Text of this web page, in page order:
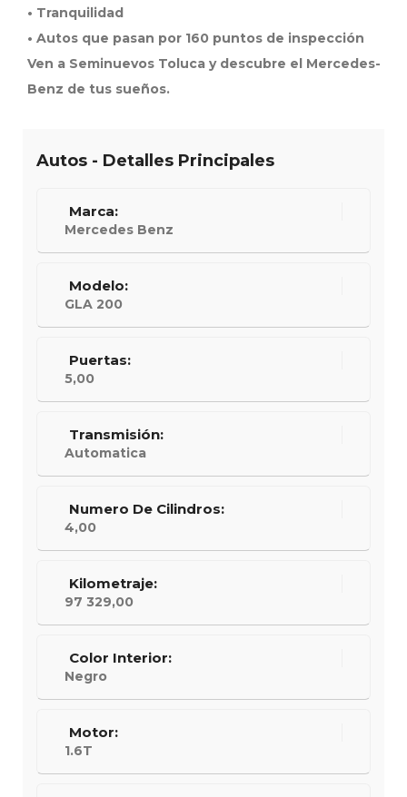
• Tranquilidad
• Autos que pasan por 160 puntos de inspección
Ven a Seminuevos Toluca y descubre el Mercedes-
Benz de tus sueños.
Autos - Detalles Principales
Marca:
Mercedes Benz
Modelo:
GLA 200
Puertas:
5,00
Transmisión:
Automatica
Numero De Cilindros:
4,00
Kilometraje:
97 329,00
Color Interior:
Negro
Motor:
1.6T